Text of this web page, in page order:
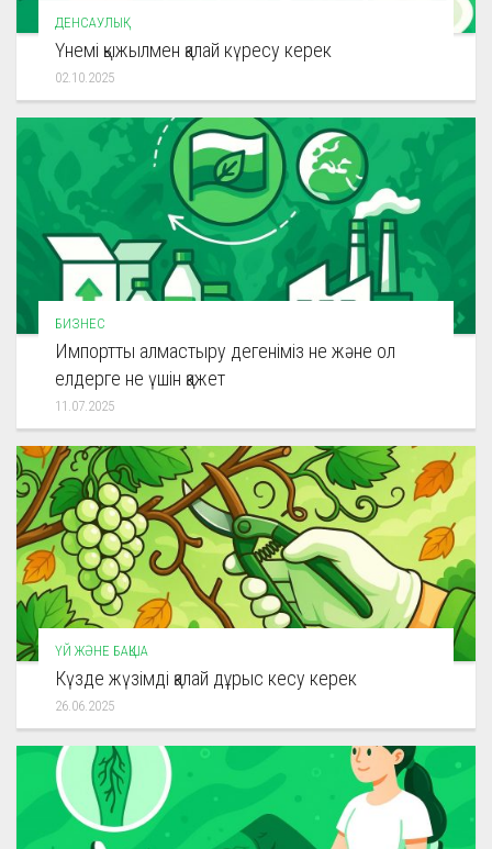
ДЕНСАУЛЫҚ
Үнемі қыжылмен қалай күресу керек
02.10.2025
БИЗНЕС
Импортты алмастыру дегеніміз не және ол
елдерге не үшін қажет
11.07.2025
ҮЙ ЖӘНЕ БАҚША
Күзде жүзімді қалай дұрыс кесу керек
26.06.2025